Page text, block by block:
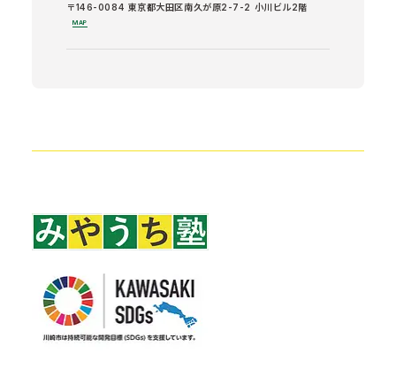
〒146-0084 東京都大田区南久が原2-7-2 小川ビル2階
MAP